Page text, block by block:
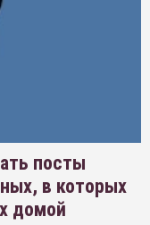
посты
в которых
домой